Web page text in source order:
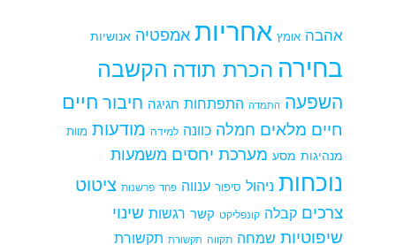
אהבה אומץ אחריות אמפטיה אנושיות
בחירה הכרת תודה הקשבה
השפעה התמדה התפתחות חגיגה חיבור חיים
חיים מלאים חמלה כוונה למידה מודעות מוות
מנהיגות מסע מערכת יחסים משמעות
נוכחות ניהול סיפור ענווה פחד פרשנות ציטוט
צרכים קבלה קונפליקט קשר רגשות שינוי
שיפוטיות שמחה תקווה תקשורת תקשורת